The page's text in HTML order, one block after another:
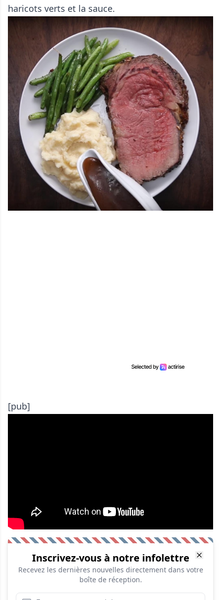
haricots verts et la sauce.
[pub]
Inscrivez-vous à notre infolettre
Recevez les dernières nouvelles directement dans votre
boîte de réception.